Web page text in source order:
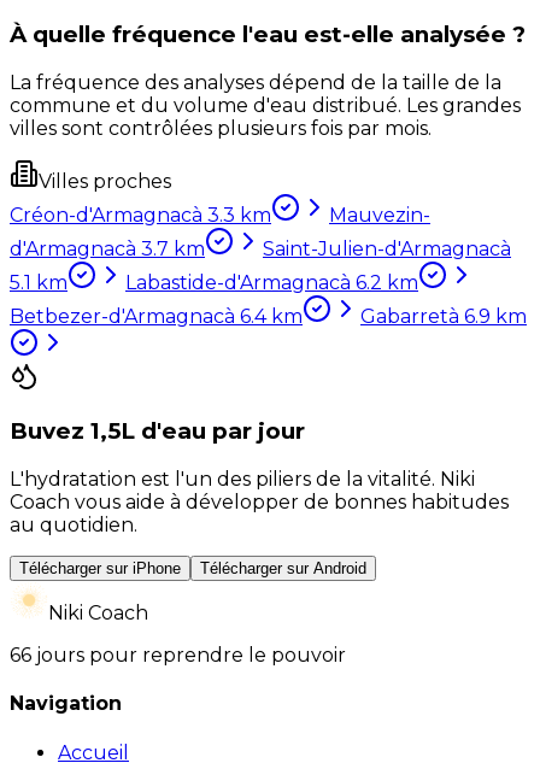
À quelle fréquence l'eau est-elle analysée ?
La fréquence des analyses dépend de la taille de la
commune et du volume d'eau distribué. Les grandes
villes sont contrôlées plusieurs fois par mois.
Villes proches
Créon-d'Armagnacà 3.3 km
Mauvezin-
d'Armagnacà 3.7 km Saint-Julien-d'Armagnacà
5.1 km Labastide-d'Armagnacà 6.2 km
Betbezer-d'Armagnacà 6.4km Gabarretà 6.9 km
Buvez 1,5L d'eau par jour
L'hydratation est l'un des piliers de la vitalité. Niki
Coach vous aide à développer de bonnes habitudes
au quotidien.
Télécharger sur iPhone Télécharger sur Android
Niki Coach
66 jours pour reprendre le pouvoir
Navigation
Accueil